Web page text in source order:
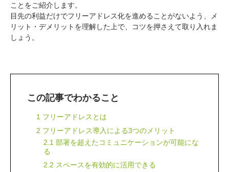
ことをご紹介します。
目先の利益だけでフリーアドレス化を進めることがないよう、メ
リット・デメリットを理解した上で、コツを押さえて取り入れま
しょう。
この記事でわかること
1 フリーアドレスとは
2 フリーアドレス導入による3つのメリット
2.1 部署を超えたコミュニケーションが可能にな
る
2.2 スペースを有効的に活用できる